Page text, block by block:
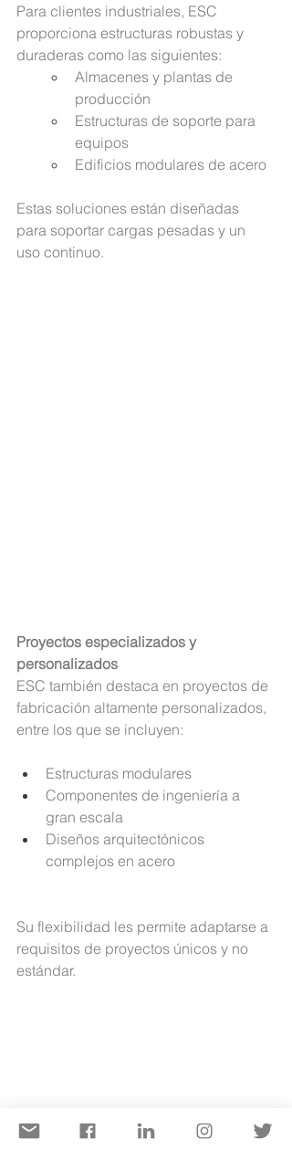
Para clientes industriales, ESC
proporciona estructuras robustas y
duraderas como las siguientes:
Almacenes y plantas de
producción
Estructuras de soporte para
equipos
Edificios modulares de acero
Estas soluciones están diseñadas
para soportar cargas pesadas y un
uso continuo.
Proyectos especializados y
personalizados
ESC también destaca en proyectos de
fabricación altamente personalizados,
entre los que se incluyen:
Estructuras modulares
Componentes de ingeniería a
gran escala
Diseños arquitectónicos
complejos en acero
Su flexibilidad les permite adaptarse a
requisitos de proyectos únicos y no
estándar.